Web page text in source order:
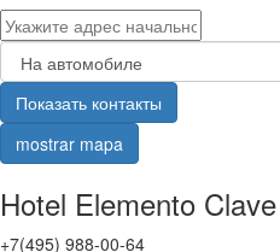
Показать контакты
mostrar mapa
Hotel Elemento Clave
+7(495) 988-00-64